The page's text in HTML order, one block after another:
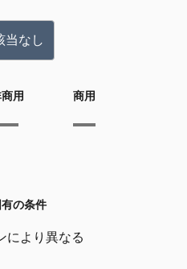
当なし
用 商用
の条件
により異なる